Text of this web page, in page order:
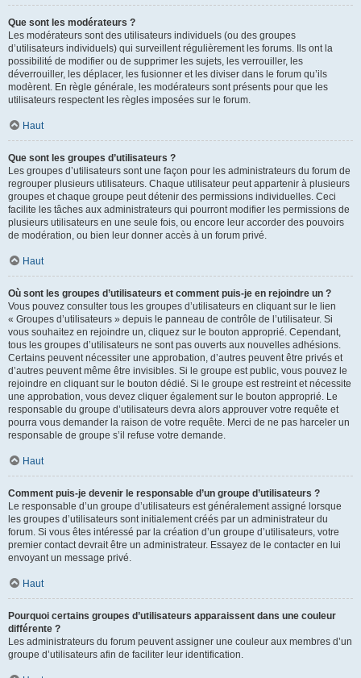
Que sont les modérateurs ?
Les modérateurs sont des utilisateurs individuels (ou des groupes
d’utilisateurs individuels) qui surveillent régulièrement les forums. Ils ont la
possibilité de modifier ou de supprimer les sujets, les verrouiller, les
déverrouiller, les déplacer, les fusionner et les diviser dans le forum qu’ils
modèrent. En règle générale, les modérateurs sont présents pour que les
utilisateurs respectent les règles imposées sur le forum.
Haut
Que sont les groupes d’utilisateurs ?
Les groupes d’utilisateurs sont une façon pour les administrateurs du forum de
regrouper plusieurs utilisateurs. Chaque utilisateur peut appartenir à plusieurs
groupes et chaque groupe peut détenir des permissions individuelles. Ceci
facilite les tâches aux administrateurs qui pourront modifier les permissions de
plusieurs utilisateurs en une seule fois, ou encore leur accorder des pouvoirs
de modération, ou bien leur donner accès à un forum privé.
Haut
Où sont les groupes d’utilisateurs et comment puis-je en rejoindre un ?
Vous pouvez consulter tous les groupes d’utilisateurs en cliquant sur le lien
« Groupes d’utilisateurs » depuis le panneau de contrôle de l’utilisateur. Si
vous souhaitez en rejoindre un, cliquez sur le bouton approprié. Cependant,
tous les groupes d’utilisateurs ne sont pas ouverts aux nouvelles adhésions.
Certains peuvent nécessiter une approbation, d’autres peuvent être privés et
d’autres peuvent même être invisibles. Si le groupe est public, vous pouvez le
rejoindre en cliquant sur le bouton dédié. Si le groupe est restreint et nécessite
une approbation, vous devez cliquer également sur le bouton approprié. Le
responsable du groupe d’utilisateurs devra alors approuver votre requête et
pourra vous demander la raison de votre requête. Merci de ne pas harceler un
responsable de groupe s’il refuse votre demande.
Haut
Comment puis-je devenir le responsable d’un groupe d’utilisateurs ?
Le responsable d’un groupe d’utilisateurs est généralement assigné lorsque
les groupes d’utilisateurs sont initialement créés par un administrateur du
forum. Si vous êtes intéressé par la création d’un groupe d’utilisateurs, votre
premier contact devrait être un administrateur. Essayez de le contacter en lui
envoyant un message privé.
Haut
Pourquoi certains groupes d’utilisateurs apparaissent dans une couleur
différente ?
Les administrateurs du forum peuvent assigner une couleur aux membres d’un
groupe d’utilisateurs afin de faciliter leur identification.